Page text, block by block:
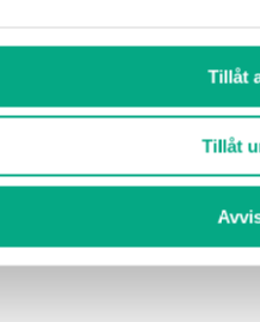
Tillåt
Tillåt